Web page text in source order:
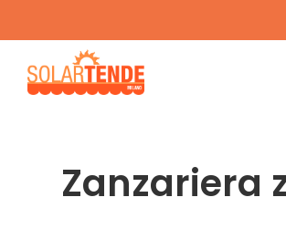
Zanzariera